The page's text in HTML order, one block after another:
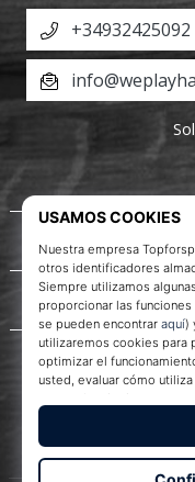
Acerca de
Servicio al cliente
+34932425092